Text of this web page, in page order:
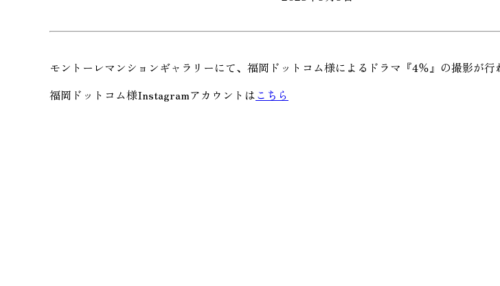
モントーレマンションギャラリーにて、福岡ドットコム様によるドラマ『4％』の撮影が行
福岡ドットコム様Instagramアカウントはこちら